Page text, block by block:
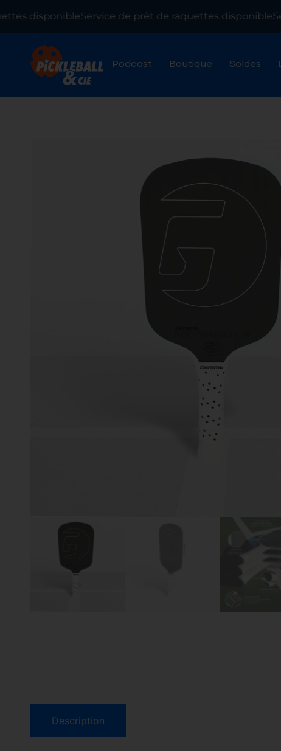
disponibleService de prêt de raquettes disponible
Podcast Boutique Soldes
Description